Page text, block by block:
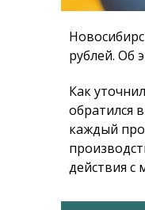
рублей. Об
Как
обратился
каждый
действия